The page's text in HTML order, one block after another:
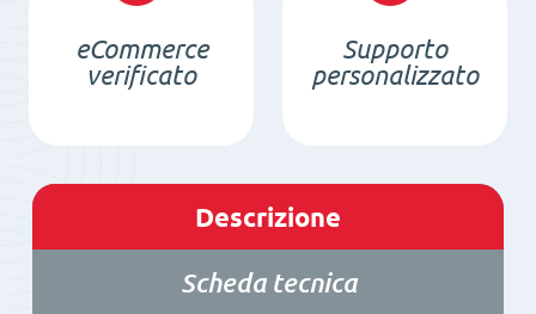
quantità
eCommerce
verificato
Supporto
personalizzato
Descrizione
Scheda tecnica